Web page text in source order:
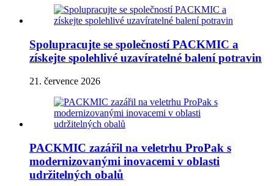
Spolupracujte se společností PACKMIC a
získejte spolehlivé uzavíratelné balení potravin
21. července 2026
PACKMIC zazářil na veletrhu ProPak s
modernizovanými inovacemi v oblasti
udržitelných obalů